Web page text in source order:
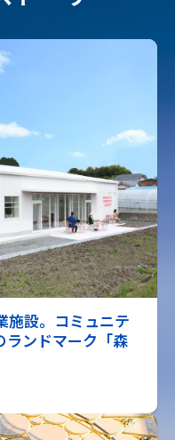
施設。コミュニテ
ランドマーク「森